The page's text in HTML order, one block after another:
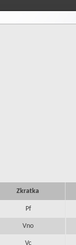
Zkratka
Pf
Vno
Vc